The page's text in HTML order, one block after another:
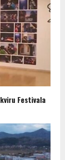
Festivala